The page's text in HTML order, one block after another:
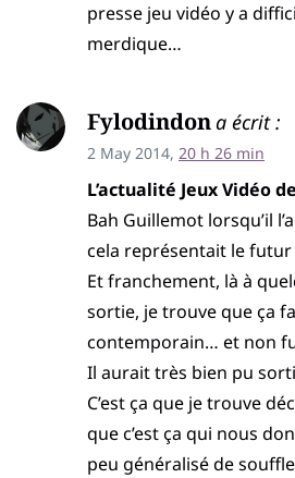
presse jeu vidéo y a
merdique…
Fylodindona écrit :
2 May 2014, 20 h 26 min
L’actualité Jeux Vidéo
Bah Guillemot lorsqu’il
cela représentait le futur
Et franchement, là à
sortie, je trouve que ça
contemporain… et non
Il aurait très bien pu
C’est ça que je trouve
que c’est ça qui nous
peu généralisé de